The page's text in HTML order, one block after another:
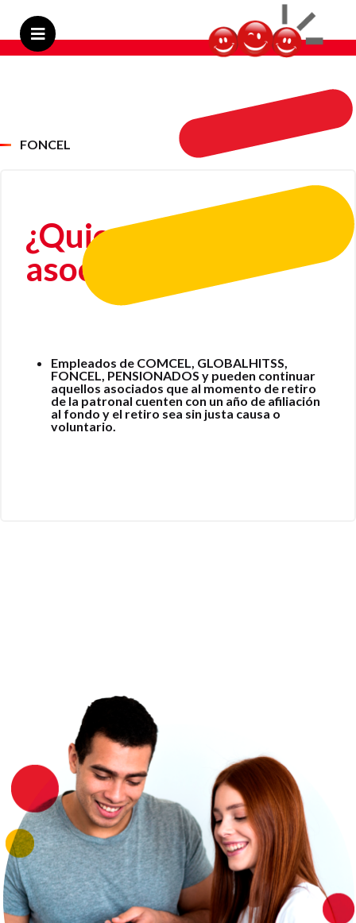
FONCEL
¿Quienes pueden
asociarse?
Empleados de COMCEL, GLOBALHITSS,
FONCEL, PENSIONADOS y pueden continuar
aquellos asociados que al momento de retiro
de la patronal cuenten con un año de afiliación
al fondo y el retiro sea sin justa causa o
voluntario.